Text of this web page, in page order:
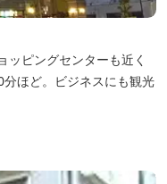
ッピングセンターも近く
ほど。ビジネスにも観光